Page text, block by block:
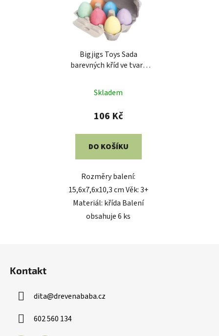
Bigjigs Toys Sada
barevných kříd ve tvaru
Skladem
106 Kč
DO KOŠÍKU
Rozměry balení:
15,6x7,6x10,3 cm Věk: 3+
Materiál: křída Balení
obsahuje 6 ks
Kontakt
dita@drevenababa.cz
602 560 134